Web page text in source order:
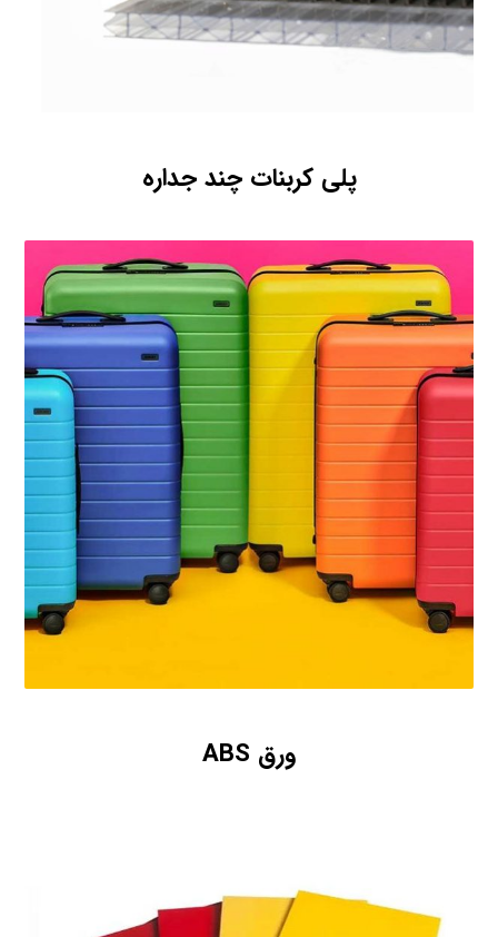
پلی کربنات چند جداره
ورق ABS